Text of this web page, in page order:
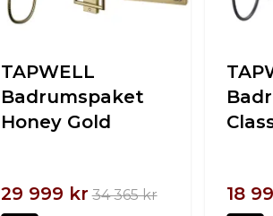
TAPWELL
Badrumspaket
Honey Gold
29 999 kr 34 365 kr 18